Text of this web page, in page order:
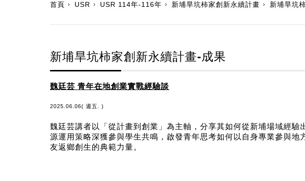
首頁 USR USR 114年-116年 新埔旱坑柿家創新永續計畫 新埔旱坑
新埔旱坑柿家創新永續計畫-成果
魏廷芸 青年在地創業實戰經驗談
2025.06.06( 週五. )
魏廷芸講者以「從計畫到創業」為主軸，分享其如何從新埔場域經
源運用策略深獲參與學生共鳴，啟發青年思考如何以自身專業參與
友返鄉創生的典範力量。